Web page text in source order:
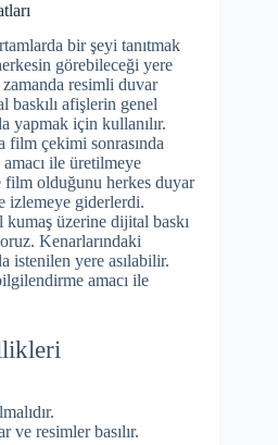
bir şeyi tanıtmak
görebileceği yere
zamanda resimli duvar
afişlerin genel
yapmak için kullanılır.
film çekimi sonrasında
ile üretilmeye
film olduğunu herkes duyar
izlemeye giderlerdi.
üzerine dijital baskı
Kenarlarındaki
istenilen yere asılabilir.
amacı ile
ve resimler basılır.